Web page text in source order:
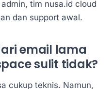
tim nusa.id cloud
dan support awal.
email lama
sulit tidak?
cukup teknis. Namun,